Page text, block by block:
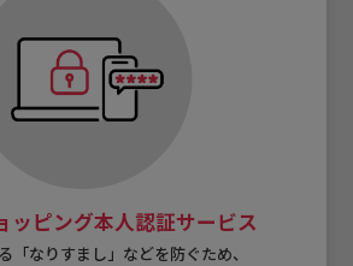
ッピング本人認証サービス
「なりすまし」などを防ぐため、